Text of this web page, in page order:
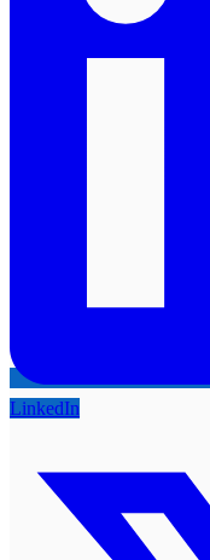
LinkedIn